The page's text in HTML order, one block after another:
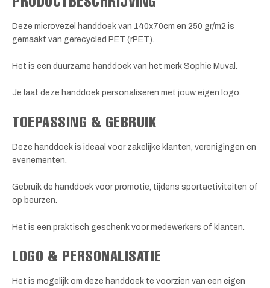
Deze microvezel handdoek van 140x70cm en 250 gr/m2 is
gemaakt van gerecycled PET (rPET).
Het is een duurzame handdoek van het merk Sophie Muval.
Je laat deze handdoek personaliseren met jouw eigen logo.
TOEPASSING & GEBRUIK
Deze handdoek is ideaal voor zakelijke klanten, verenigingen en
evenementen.
Gebruik de handdoek voor promotie, tijdens sportactiviteiten of
op beurzen.
Het is een praktisch geschenk voor medewerkers of klanten.
LOGO & PERSONALISATIE
Het is mogelijk om deze handdoek te voorzien van een eigen